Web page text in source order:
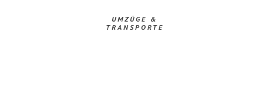
UMZÜGE &
TRANSPORTE